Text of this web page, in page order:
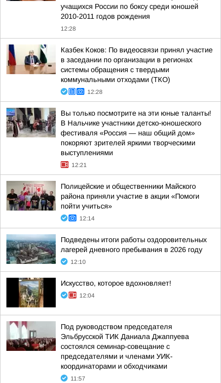
учащихся России по боксу среди юношей
2010-2011 годов рождения
12:28
Казбек Коков: По видеосвязи принял участие
в заседании по организации в регионах
системы обращения с твердыми
коммунальными отходами (ТКО)
12:28
Вы только посмотрите на эти юные таланты!
В Нальчике участники детско-юношеского
фестиваля «Россия — наш общий дом»
покоряют зрителей яркими творческими
выступлениями
12:21
Полицейские и общественники Майского
района приняли участие в акции «Помоги
пойти учиться»
12:14
Подведены итоги работы оздоровительных
лагерей дневного пребывания в 2026 году
12:10
Искусство, которое вдохновляет!
12:04
Под руководством председателя
Эльбрусской ТИК Даниала Джаппуева
состоялся семинар-совещание с
председателями и членами УИК-
координаторами и обходчиками
11:57